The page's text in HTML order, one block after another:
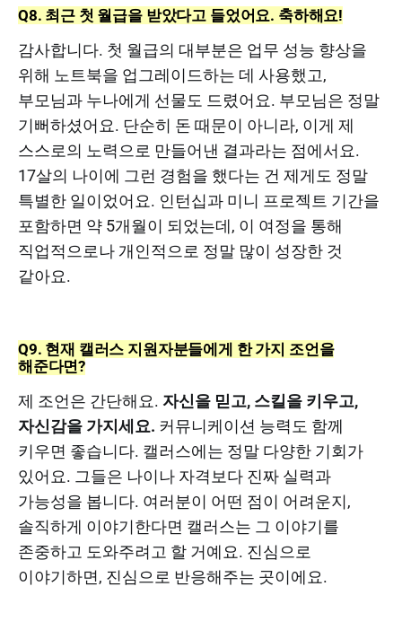
Q8. 최근 첫 월급을 받았다고 들었어요. 축하해요!
감사합니다. 첫 월급의 대부분은 업무 성능 향상을
위해 노트북을 업그레이드하는 데 사용했고,
부모님과 누나에게 선물도 드렸어요. 부모님은 정말
기뻐하셨어요. 단순히 돈 때문이 아니라, 이게 제
스스로의 노력으로 만들어낸 결과라는 점에서요.
17살의 나이에 그런 경험을 했다는 건 제게도 정말
특별한 일이었어요. 인턴십과 미니 프로젝트 기간을
포함하면 약 5개월이 되었는데, 이 여정을 통해
직업적으로나 개인적으로 정말 많이 성장한 것
같아요.
Q9. 현재 캘러스 지원자분들에게 한 가지 조언을
해준다면?
제 조언은 간단해요. 자신을 믿고, 스킬을 키우고,
자신감을 가지세요. 커뮤니케이션 능력도 함께
키우면 좋습니다. 캘러스에는 정말 다양한 기회가
있어요. 그들은 나이나 자격보다 진짜 실력과
가능성을 봅니다. 여러분이 어떤 점이 어려운지,
솔직하게 이야기한다면 캘러스는 그 이야기를
존중하고 도와주려고 할 거예요. 진심으로
이야기하면, 진심으로 반응해주는 곳이에요.